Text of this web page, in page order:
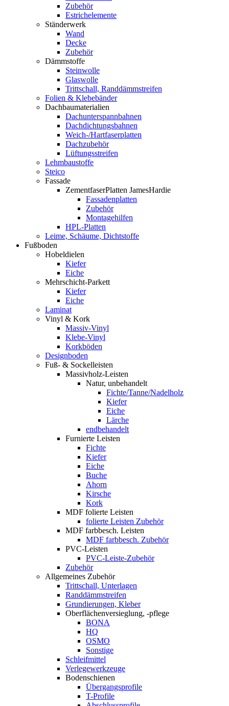
Zubehör
Estrichelemente
Ständerwerk
Wand
Decke
Zubehör
Dämmstoffe
Steinwolle
Glaswolle
Trittschall, Randdämmstreifen
Folien & Klebebänder
Dachbaumaterialien
Dachunterspannbahnen
Dachdichtungsbahnen
Weich-/Hartfaserplatten
Dachzubehör
Lüftungsstreifen
Lehmbaustoffe
Steico
Fassade
ZementfaserPlatten JamesHardie
Fassadenplatten
Zubehör
Montagehilfen
HPL-Platten
Leime, Schäume, Dichtstoffe
Fußboden
Hobeldielen
Kiefer
Eiche
Mehrschicht-Parkett
Kiefer
Eiche
Laminat
Vinyl & Kork
Massiv-Vinyl
Klebe-Vinyl
Korkböden
Designboden
Fuß- & Sockelleisten
Massivholz-Leisten
Natur, unbehandelt
Fichte/Tanne/Nadelholz
Kiefer
Eiche
Lärche
endbehandelt
Furnierte Leisten
Fichte
Kiefer
Eiche
Buche
Ahorn
Kirsche
Kork
MDF folierte Leisten
folierte Leisten Zubehör
MDF farbbesch. Leisten
MDF farbbesch. Zubehör
PVC-Leisten
PVC-Leiste-Zubehör
Zubehör
Allgemeines Zubehör
Trittschall, Unterlagen
Randdämmstreifen
Grundierungen, Kleber
Oberflächenversieglung, -pflege
BONA
HQ
OSMO
Sonstige
Schleifmittel
Verlegewerkzeuge
Bodenschienen
Übergangsprofile
T-Profile